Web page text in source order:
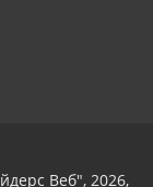
Веб", 2026,